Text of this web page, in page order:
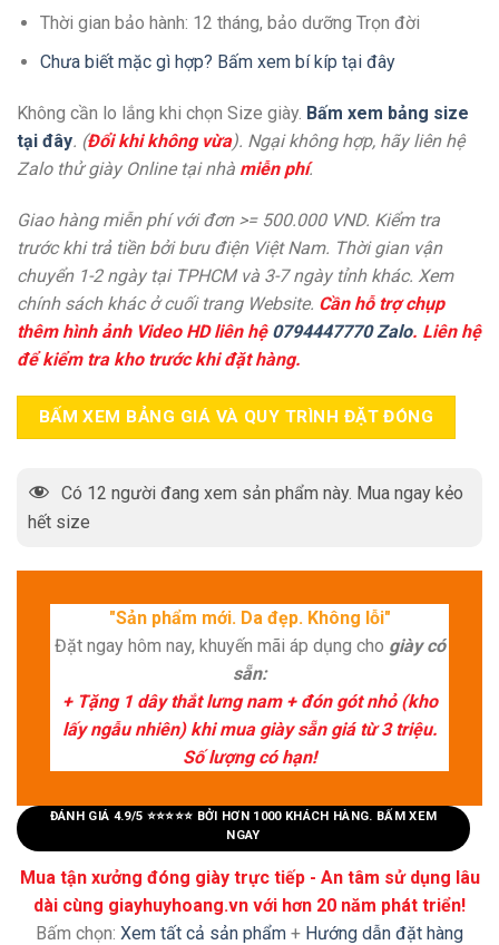
Thời gian bảo hành: 12 tháng, bảo dưỡng Trọn đời
Chưa biết mặc gì hợp? Bấm xem bí kíp tại đây
Không cần lo lắng khi chọn Size giày. Bấm xem bảng size
tại đây. (Đổi khi không vừa). Ngại không hợp, hãy liên hệ
Zalo thử giày Online tại nhà miễn phí.
Giao hàng miễn phí với đơn >= 500.000 VND. Kiểm tra
trước khi trả tiền bởi bưu điện Việt Nam. Thời gian vận
chuyển 1-2 ngày tại TPHCM và 3-7 ngày tỉnh khác. Xem
chính sách khác ở cuối trang Website. Cần hỗ trợ chụp
thêm hình ảnh Video HD liên hệ 0794447770 Zalo. Liên hệ
để kiểm tra kho trước khi đặt hàng.
BẤM XEM BẢNG GIÁ VÀ QUY TRÌNH ĐẶT ĐÓNG
Có 12 người đang xem sản phẩm này. Mua ngay kẻo
hết size
"Sản phẩm mới. Da đẹp. Không lỗi"
Đặt ngay hôm nay, khuyến mãi áp dụng cho giày có
sẵn:
+ Tặng 1 dây thắt lưng nam + đón gót nhỏ (kho
lấy ngẫu nhiên) khi mua giày sẵn giá từ 3 triệu.
Số lượng có hạn!
ĐÁNH GIÁ 4.9/5 ⭐⭐⭐⭐⭐ BỞI HƠN 1000 KHÁCH HÀNG. BẤM XEM
NGAY
Mua tận xưởng đóng giày trực tiếp - An tâm sử dụng lâu
dài cùng giayhuyhoang.vn với hơn 20 năm phát triển!
Bấm chọn: Xem tất cả sản phẩm + Hướng dẫn đặt hàng